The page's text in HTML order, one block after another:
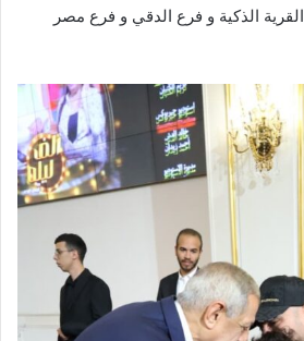
القرية الذكية و فرع الدقي و فرع مصر